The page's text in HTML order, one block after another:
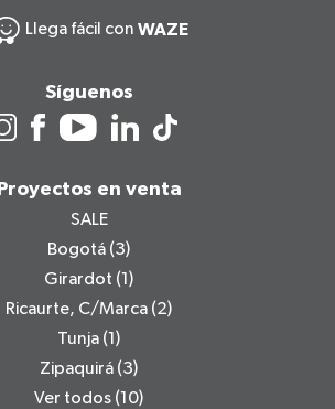
Llega fácil con WAZE
Síguenos
Proyectos en venta
SALE
Bogotá (3)
Girardot (1)
Ricaurte, C/Marca (2)
Tunja (1)
Zipaquirá (3)
Ver todos (10)